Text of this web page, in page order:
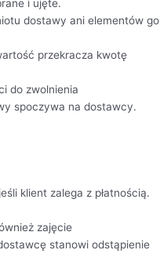
i ujęte.
dostawy ani elementów go
przekracza kwotę
do zwolnienia
spoczywa na dostawcy.
klient zalega z płatnością.
zajęcie
stanowi odstąpienie